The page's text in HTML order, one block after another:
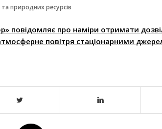
природних ресурсів
повідомляє про наміри отримати
повітря стаціонарними